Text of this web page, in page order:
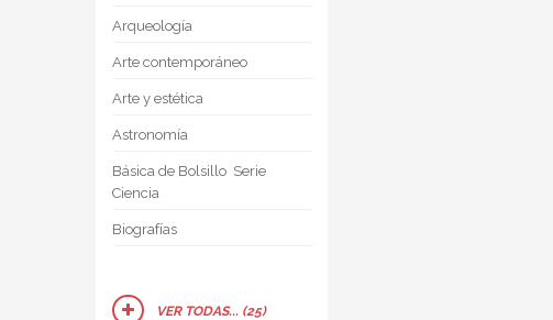
Arqueología
Arte contemporáneo
Arte y estética
Astronomía
Básica de Bolsillo  Serie
Ciencia
Biografías
VER TODAS... (25)